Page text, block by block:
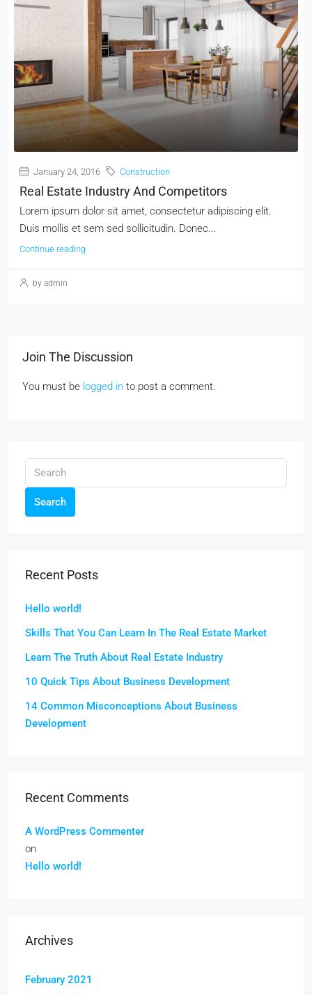
January 24, 2016 Construction
Real Estate Industry And Competitors
Lorem ipsum dolor sit amet, consectetur adipiscing elit.
Duis mollis et sem sed sollicitudin. Donec...
Continue reading
by admin
Join The Discussion
You must be logged in to post a comment.
Search
Recent Posts
Hello world!
Skills That You Can Learn In The Real Estate Market
Learn The Truth About Real Estate Industry
10 Quick Tips About Business Development
14 Common Misconceptions About Business
Development
Recent Comments
A WordPress Commenter
on
Hello world!
Archives
February 2021